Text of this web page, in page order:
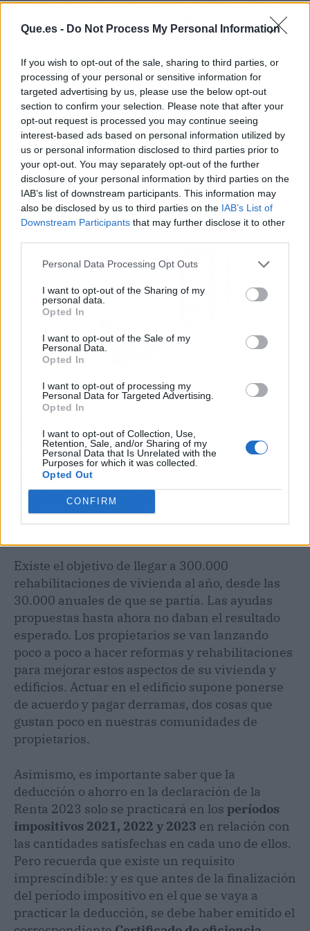
Que.es - Do Not Process My Personal Information
If you wish to opt-out of the sale, sharing to third parties, or
processing of your personal or sensitive information for
targeted advertising by us, please use the below opt-out
section to confirm your selection. Please note that after your
opt-out request is processed you may continue seeing
interest-based ads based on personal information utilized by
us or personal information disclosed to third parties prior to
your opt-out. You may separately opt-out of the further
disclosure of your personal information by third parties on the
IAB’s list of downstream participants. This information may
also be disclosed by us to third parties on the IAB’s List of
Downstream Participants that may further disclose it to other
Personal Data Processing Opt Outs
I want to opt-out of the Sharing of my
personal data.
Opted In
I want to opt-out of the Sale of my
Personal Data.
Opted In
I want to opt-out of processing my
Personal Data for Targeted Advertising.
Opted In
I want to opt-out of Collection, Use,
Retention, Sale, and/or Sharing of my
Personal Data that Is Unrelated with the
Purposes for which it was collected.
Opted Out
CONFIRM
Obras en una vivienda habitualque permitanreducir en un
. En este caso, se
deducción del 20%
un máximo de 5.000
Si con las reformas conseguimosdisminuir el consumo de
energía no renovable al 30%o mejoramos lacalificación
energéticay ésta es clasificada como A o B, podremos optar a
unadeducción del 40% con un máximo de 7.500 euros
Si se trata de unarehabilitación energética en edificios
residenciales que permitanreducir la demanda de energía en
un 30%o se consiga la certificación a o b en el edificio,
entonces ladeducción podrá ser por un valor del 60% y con
un máximo de 15.000 euros.
Una labor de remodelación de esos inmuebles
podría lograr mejoras claras de calidad de vida,
repercusiones económicas para los
propietarios y residentes
del nivel de rehabilitaciones de otros países
europeos, entre 8 y 10 veces por debajo de la
Existe el objetivo de llegar a 300.000
rehabilitaciones de vivienda al año, desde las
30.000 anuales de que se partía. Las ayudas
propuestas hasta ahora no daban el resultado
esperado. Los propietarios se van lanzando
poco a poco a hacer reformas y rehabilitaciones
para mejorar estos aspectos de su vivienda y
edificios. Actuar en el edificio supone ponerse
de acuerdo y pagar derramas, dos cosas que
gustan poco en nuestras comunidades de
propietarios.
Asimismo, es importante saber que la
deducción o ahorro en la declaración de la
Renta 2023 solo se practicará en los períodos
impositivos 2021, 2022 y 2023 en relación con
las cantidades satisfechas en cada uno de ellos.
Pero recuerda que existe un requisito
imprescindible: y es que antes de la finalización
del período impositivo en el que se vaya a
practicar la deducción, se debe haber emitido el